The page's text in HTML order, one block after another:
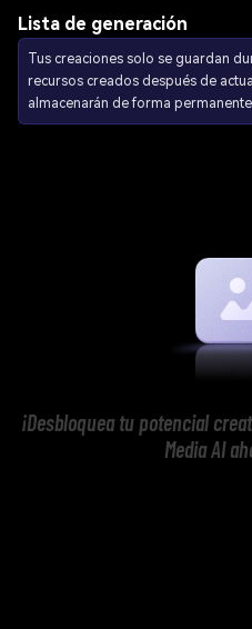
Lista de generación
Tus creaciones solo se guardan
recursos creados después de
almacenarán de forma
¡Desbloquea tu potencial
Media AI